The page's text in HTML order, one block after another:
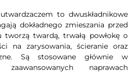
to dwuskładnikowe
dokładnego zmieszania przed
twardą, trwałą powłokę o
na zarysowania, ścieranie oraz
Są stosowane głównie w
naprawach